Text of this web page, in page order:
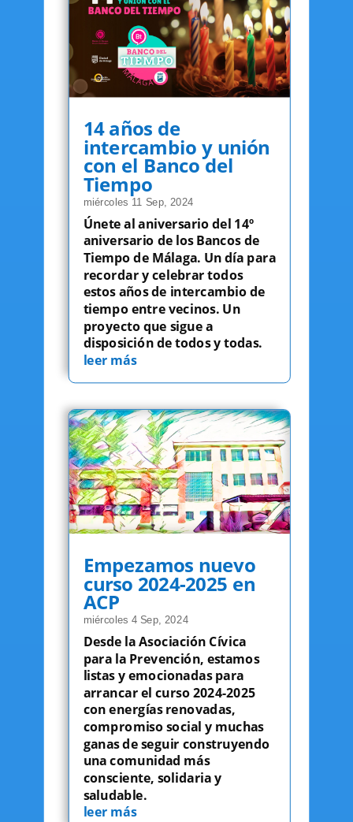
14 años de
intercambio y unión
con el Banco del
Tiempo
miércoles 11 Sep, 2024
Únete al aniversario del 14º
aniversario de los Bancos de
Tiempo de Málaga. Un día para
recordar y celebrar todos
estos años de intercambio de
tiempo entre vecinos. Un
proyecto que sigue a
disposición de todos y todas.
leer más
Empezamos nuevo
curso 2024-2025 en
ACP
miércoles 4 Sep, 2024
Desde la Asociación Cívica
para la Prevención, estamos
listas y emocionadas para
arrancar el curso 2024-2025
con energías renovadas,
compromiso social y muchas
ganas de seguir construyendo
una comunidad más
consciente, solidaria y
saludable.
leer más